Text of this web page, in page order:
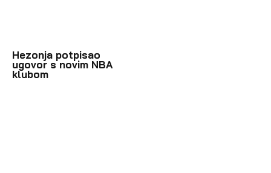
Hezonja potpisao
ugovor s novim NBA
klubom